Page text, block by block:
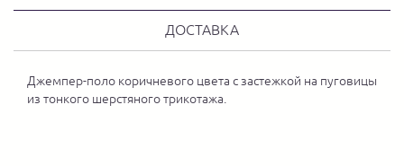
ДОСТАВКА
Джемпер-поло коричневого цвета с застежкой на пуговицы
из тонкого шерстяного трикотажа.